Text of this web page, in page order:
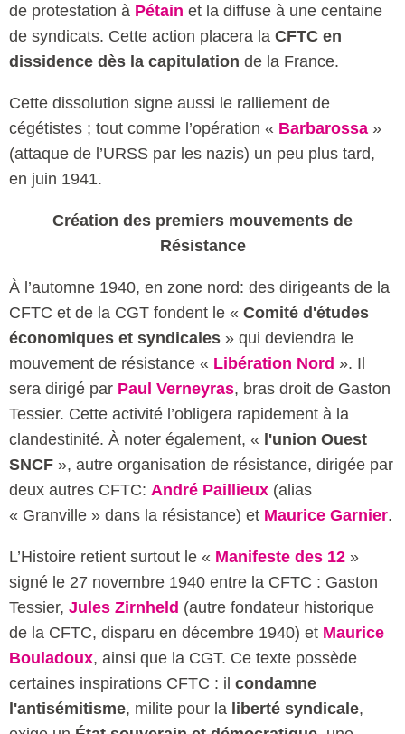
de protestation à Pétain et la diffuse à une centaine
de syndicats. Cette action placera la CFTC en
dissidence dès la capitulation de la France.
Cette dissolution signe aussi le ralliement de
cégétistes ; tout comme l’opération « Barbarossa »
(attaque de l’URSS par les nazis) un peu plus tard,
en juin 1941.
Création des premiers mouvements de
Résistance
À l’automne 1940, en zone nord: des dirigeants de la
CFTC et de la CGT fondent le « Comité d'études
économiques et syndicales » qui deviendra le
mouvement de résistance « Libération Nord ». Il
sera dirigé par Paul Verneyras, bras droit de Gaston
Tessier. Cette activité l’obligera rapidement à la
clandestinité. À noter également, « l'union Ouest
SNCF », autre organisation de résistance, dirigée par
deux autres CFTC: André Paillieux (alias
« Granville » dans la résistance) et Maurice Garnier.
L’Histoire retient surtout le « Manifeste des 12 »
signé le 27 novembre 1940 entre la CFTC : Gaston
Tessier, Jules Zirnheld (autre fondateur historique
de la CFTC, disparu en décembre 1940) et Maurice
Bouladoux, ainsi que la CGT. Ce texte possède
certaines inspirations CFTC : il condamne
l'antisémitisme, milite pour la liberté syndicale,